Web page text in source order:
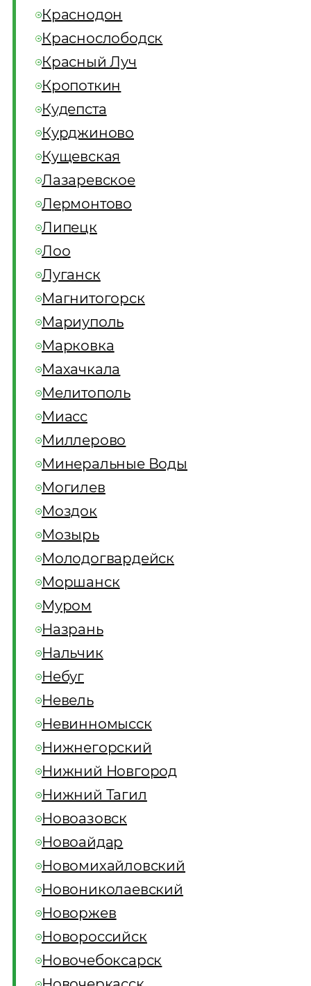
Краснодон
Краснослободск
Красный Луч
Кропоткин
Кудепста
Курджиново
Кущевская
Лазаревское
Лермонтово
Липецк
Лоо
Луганск
Магнитогорск
Мариуполь
Марковка
Махачкала
Мелитополь
Миасс
Миллерово
Минеральные Воды
Могилев
Моздок
Мозырь
Молодогвардейск
Моршанск
Муром
Назрань
Нальчик
Небуг
Невель
Невинномысск
Нижнегорский
Нижний Новгород
Нижний Тагил
Новоазовск
Новоайдар
Новомихайловский
Новониколаевский
Новоржев
Новороссийск
Новочебоксарск